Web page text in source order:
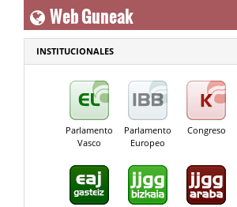
Web Guneak
INSTITUCIONALES
Parlamento
Vasco
Parlamento
Europeo
Congreso